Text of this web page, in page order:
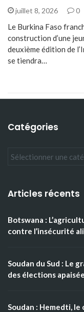
juillet 8, 2026 0
Le Burkina Faso
construction d’une
deuxième édition de
se tiendra…
Catégories
Articles récents
Botswana :
contre l’insécurité
Soudan du Sud : Le
des élections
Soudan : Hemedti,